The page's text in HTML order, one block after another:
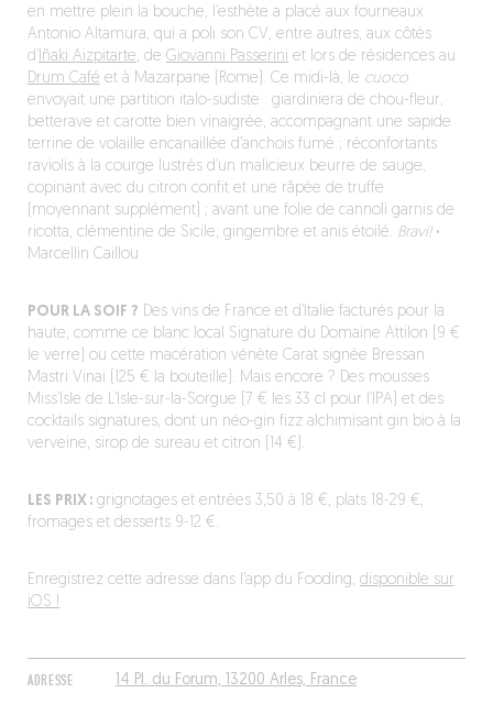
ADRESSE 14 Pl. du Forum, 13200 Arles, France
en mettre plein la bouche, l’esthète a placé aux fourneaux
Antonio Altamura, qui a poli son CV, entre autres, aux côtés
d’ Iñaki Aizpitarte, de Giovanni Passerini et lors de résidences au
Drum Café et à Mazarpane (Rome). Ce midi-là, le cuoco
envoyait une partition italo-sudiste : giardiniera de chou-fleur,
betterave et carotte bien vinaigrée, accompagnant une sapide
terrine de volaille encanaillée d’anchois fumé ; réconfortants
raviolis à la courge lustrés d’un malicieux beurre de sauge,
copinant avec du citron confit et une râpée de truffe
(moyennant supplément) ; avant une folie de cannoli garnis de
ricotta, clémentine de Sicile, gingembre et anis étoilé. Bravi! ·
Marcellin Caillou
POUR LA SOIF ? Des vins de France et d’Italie facturés pour la
haute, comme ce blanc local Signature du Domaine Attilon (9 €
le verre) ou cette macération vénète Carat signée Bressan
Mastri Vinai (125 € la bouteille). Mais encore ? Des mousses
Miss’Isle de L’Isle-sur-la-Sorgue (7 € les 33 cl pour l’IPA) et des
cocktails signatures, dont un néo-gin fizz alchimisant gin bio à la
verveine, sirop de sureau et citron (14 €).
LES PRIX :grignotages et entrées 3,50 à 18 €, plats 18-29 €,
fromages et desserts 9-12 €.
Enregistrez cette adresse dans l’app du Fooding, disponible sur
iOS !